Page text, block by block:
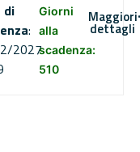
di
:
2027
Giorni
alla
scadenza:
510
Maggiori
dettagli